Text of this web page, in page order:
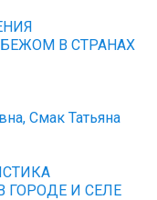
В СТРАНАХ
Смак Татьяна
ГОРОДЕ И СЕЛЕ